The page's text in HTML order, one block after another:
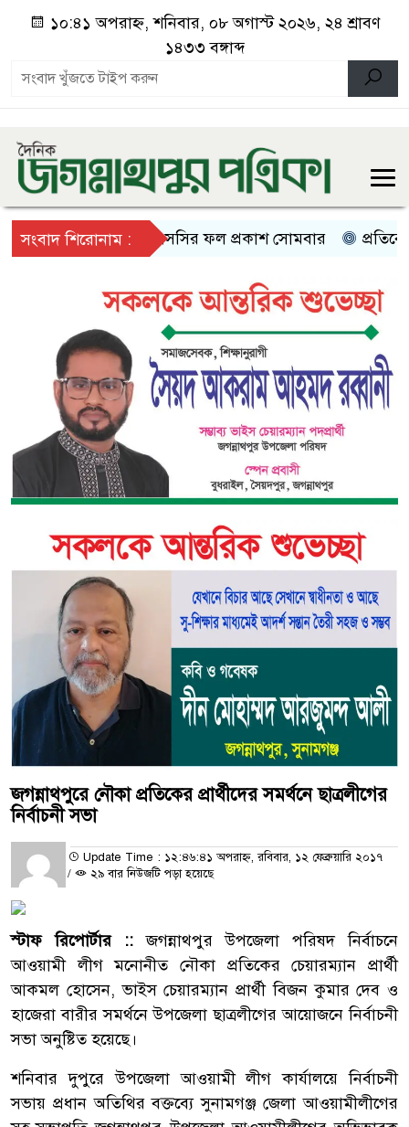
১০:৪১ অপরাহ্ন, শনিবার, ০৮ অগাস্ট ২০২৬, ২৪ শ্রাবণ
১৪৩৩ বঙ্গাব্দ
সংবাদ শিরোনাম :এসএসসির ফল প্রকাশ সোমবার প্রতিবেশী
জগন্নাথপুরে নৌকা প্রতিকের প্রার্থীদের সমর্থনে ছাত্রলীগের
নির্বাচনী সভা
Update Time : ১২:৪৬:৪১ অপরাহ্ন, রবিবার, ১২ ফেব্রুয়ারি ২০১৭
/
২৯ বার নিউজটি পড়া হয়েছে
স্টাফ রিপোর্টার ::জগন্নাথপুর উপজেলা পরিষদ নির্বাচনে
আওয়ামী লীগ মনোনীত নৌকা প্রতিকের চেয়ারম্যান প্রার্থী
আকমল হোসেন, ভাইস চেয়ারম্যান প্রার্থী বিজন কুমার দেব ও
হাজেরা বারীর সমর্থনে উপজেলা ছাত্রলীগের আয়োজনে নির্বাচনী
সভা অনুষ্টিত হয়েছে।
শনিবার দুপুরে উপজেলা আওয়ামী লীগ কার্যালয়ে নির্বাচনী
সভায় প্রধান অতিথির বক্তব্যে সুনামগঞ্জ জেলা আওয়ামীলীগের